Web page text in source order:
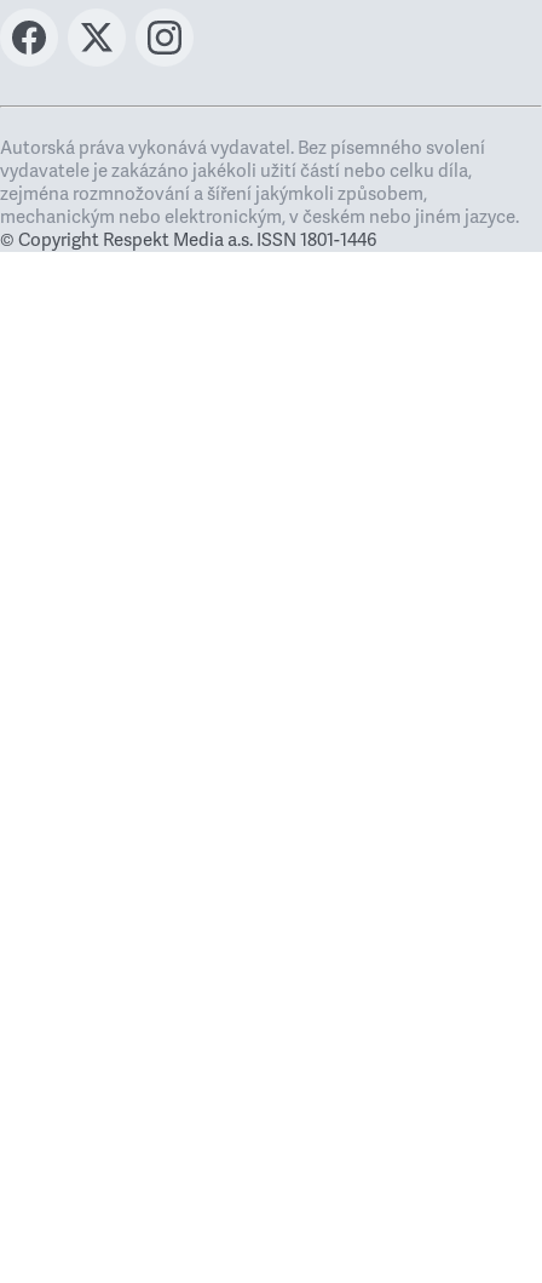
Autorská práva vykonává vydavatel. Bez písemného svolení
vydavatele je zakázáno jakékoli užití částí nebo celku díla,
zejména rozmnožování a šíření jakýmkoli způsobem,
mechanickým nebo elektronickým, v českém nebo jiném jazyce.
© Copyright Respekt Media a.s. ISSN 1801-1446